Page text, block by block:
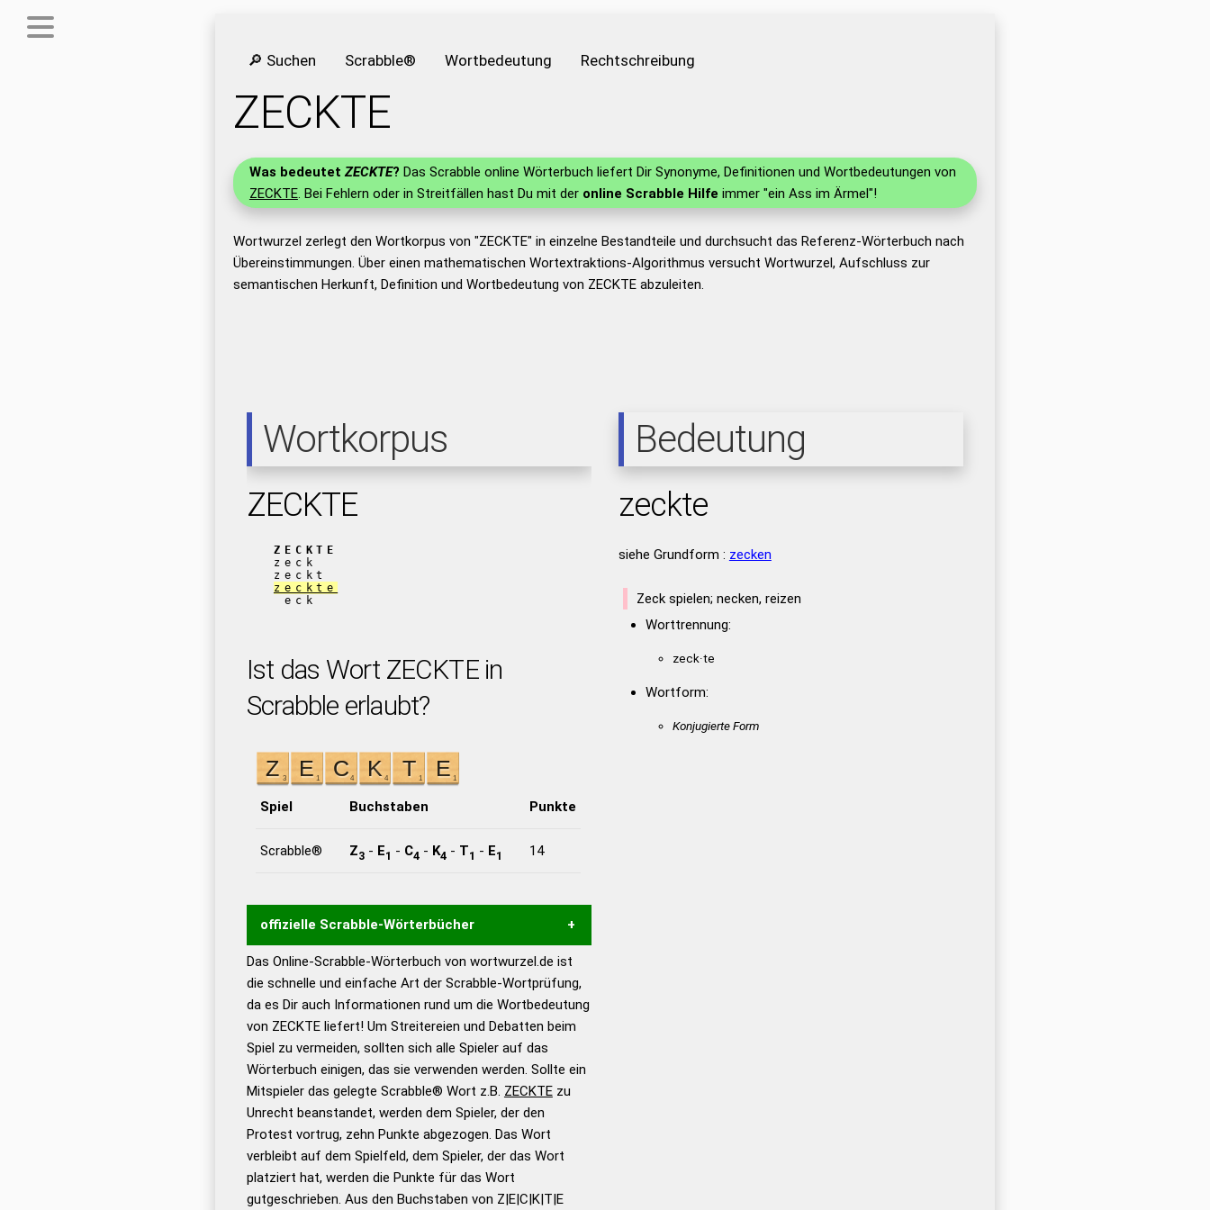
🔎 Suchen Scrabble® Wortbedeutung Rechtschreibung
ZECKTE
Was bedeutetZECKTE? Das Scrabble online Wörterbuch liefert Dir Synonyme, Definitionen und Wortbedeutungen von
ZECKTE. Bei Fehlern oder in Streitfällen hast Du mit der online Scrabble Hilfe immer "ein Ass im Ärmel"!
Wortwurzel zerlegt den Wortkorpus von "ZECKTE" in einzelne Bestandteile und durchsucht das Referenz-Wörterbuch nach
Übereinstimmungen. Über einen mathematischen Wortextraktions-Algorithmus versucht Wortwurzel, Aufschluss zur
semantischen Herkunft, Definition und Wortbedeutung von ZECKTE abzuleiten.
Wortkorpus
ZECKTE
ZECKTE
zeck
zeckt
zeckte
eck
Ist das Wort ZECKTE in
Scrabble erlaubt?
Spiel Buchstaben Punkte
Scrabble® Z3- E1 - C4 - K4 - T1 - E1 14
offizielle Scrabble-Wörterbücher
Wortwurzel liefert mit Hilfe eines semantischen
Wortanalyse-Algorithmus gute Anhaltspunkte zu
Wortbedeutung, Worttrennung und Wortform, um die
Gültigkeit eines Wortes für das Scrabble-Spiel zu
bestimmen! zugelassene Turnier Scrabble-
Wörterbücher sind:
Duden – Standardwerk in 12
Bänden
Duden – Richtiges und gutes
Deutsch
Das Online-Scrabble-Wörterbuch von wortwurzel.de ist
die schnelle und einfache Art der Scrabble-Wortprüfung,
da es Dir auch Informationen rund um die Wortbedeutung
von ZECKTE liefert! Um Streitereien und Debatten beim
Spiel zu vermeiden, sollten sich alle Spieler auf das
Wörterbuch einigen, das sie verwenden werden. Sollte ein
Mitspieler das gelegte Scrabble® Wort z.B. ZECKTEzu
Unrecht beanstandet, werden dem Spieler, der den
Protest vortrug, zehn Punkte abgezogen. Das Wort
verbleibt auf dem Spielfeld, dem Spieler, der das Wort
platziert hat, werden die Punkte für das Wort
gutgeschrieben. Aus den Buchstaben von Z|E|C|K|T|E
Bedeutung
zeckte
siehe Grundform : zecken
Zeck spielen; necken, reizen
Worttrennung:
zeck·te
Wortform:
Konjugierte Form